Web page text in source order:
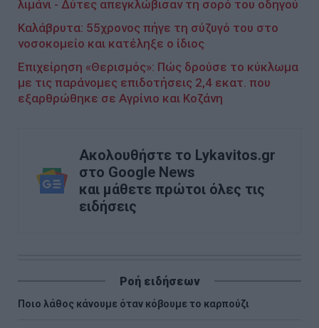
λιμάνι - Δύτες απεγκλώβισαν τη σορό του οδηγού
Καλάβρυτα: 55χρονος πήγε τη σύζυγό του στο
νοσοκομείο και κατέληξε ο ίδιος
Επιχείρηση «Θερισμός»: Πώς δρούσε το κύκλωμα
με τις παράνομες επιδοτήσεις 2,4 εκατ. που
εξαρθρώθηκε σε Αγρίνιο και Κοζάνη
Ακολουθήστε το Lykavitos.gr
στο Google News
και μάθετε πρώτοι όλες τις
ειδήσεις
Ροή ειδήσεων
Ποιο λάθος κάνουμε όταν κόβουμε το καρπούζι